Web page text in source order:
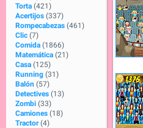
Torta (421)
Acertijos (337)
Rompecabezas (461)
Clic (7)
Comida (1866)
Matemática (21)
Casa (125)
Running (31)
Balón (57)
Detectives (13)
Zombi (33)
Camiones (18)
Tractor (4)